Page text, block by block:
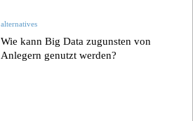
alternatives
Wie kann Big Data zugunsten von
Anlegern genutzt werden?